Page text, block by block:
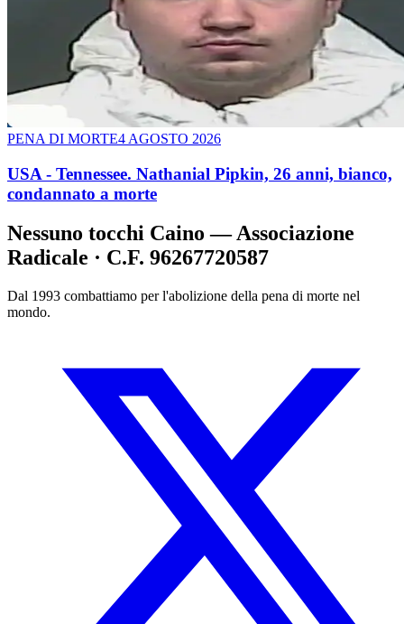
PENA DI MORTE4 AGOSTO 2026
USA - Tennessee. Nathanial Pipkin, 26 anni, bianco,
condannato a morte
Nessuno tocchi Caino — Associazione
Radicale · C.F. 96267720587
Dal 1993 combattiamo per l'abolizione della pena di morte nel
mondo.